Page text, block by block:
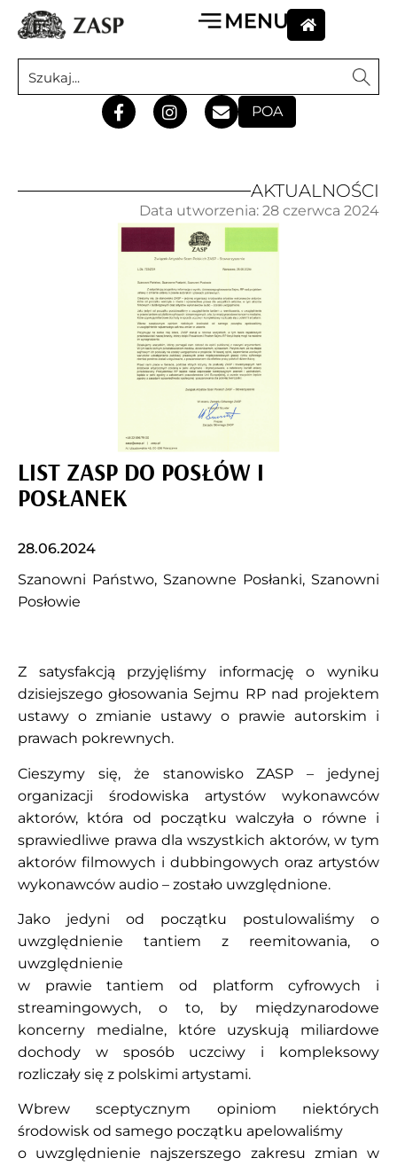
POA
AKTUALNOŚCI
LIST ZASP DO POSŁÓW I
POSŁANEK
28.06.2024
Szanowni Państwo, Szanowne Posłanki, Szanowni
Posłowie
Z satysfakcją przyjęliśmy informację o wyniku
dzisiejszego głosowania Sejmu RP nad projektem
ustawy o zmianie ustawy o prawie autorskim i
prawach pokrewnych.
Cieszymy się, że stanowisko ZASP – jedynej
organizacji środowiska artystów wykonawców
aktorów, która od początku walczyła o równe i
sprawiedliwe prawa dla wszystkich aktorów, w tym
aktorów filmowych i dubbingowych oraz artystów
wykonawców audio – zostało uwzględnione.
Jako jedyni od początku postulowaliśmy o
uwzględnienie tantiem z reemitowania, o
uwzględnienie
w prawie tantiem od platform cyfrowych i
streamingowych, o to, by międzynarodowe
koncerny medialne, które uzyskują miliardowe
dochody w sposób uczciwy i kompleksowy
rozliczały się z polskimi artystami.
Wbrew sceptycznym opiniom niektórych
środowisk od samego początku apelowaliśmy
o uwzględnienie najszerszego zakresu zmian w
Data utworzenia: 28 czerwca 2024